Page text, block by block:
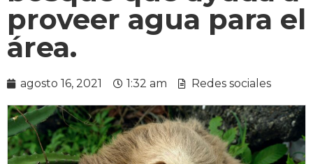
proveer agua para el
área.
agosto 16, 2021 1:32 am Redes sociales